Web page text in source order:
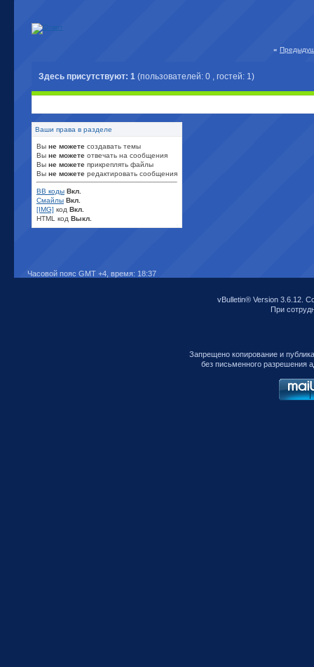
«
Здесь присутствуют: 1 (пользователей: 0 , гостей: 1)
Ваши права в разделе
Вы не можете создавать темы
Вы не можете отвечать на сообщения
Вы не можете прикреплять файлы
Вы не можете редактировать сообщения
BB коды Вкл.
Смайлы Вкл.
[IMG] код Вкл.
HTML код Выкл.
Часовой пояс GMT +4, время: 18:37
vBulletin® Version 3.6.12.
При
Запрещено копирование и
без письменного разрешения